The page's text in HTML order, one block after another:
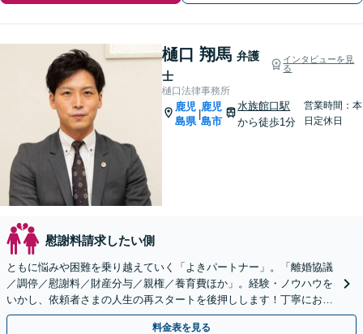
樋口 翔馬 弁護
士
インタビューを見
る
樋口法律事務所
鹿児
島県
|
鹿児
島市
水族館口駅
から徒歩1分
営業時間：本
日定休日
慰謝料請求したい側
ともに悩みや困難を乗り越えていく「よきパートナー」。「離婚協議
／調停／慰謝料／財産分与／親権／養育費ほか」。経験・ノウハウを
いかし、依頼者さまの人生の再スタートを後押しします！丁寧にお話
をうかがい総合的にベストな解決へ【完全個室相談】
料金表を見る